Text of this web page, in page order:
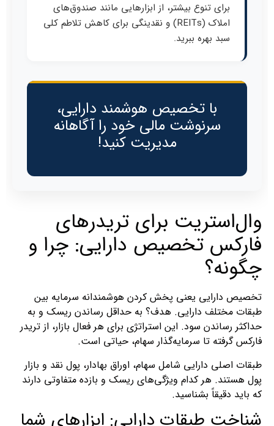
برای تنوع بیشتر، از ابزارهایی مانند صندوق‌های
املاک (REITs) و نقدینگی برای کاهش تلاطم کلی
سبد بهره ببرید.
با تخصیص هوشمند دارایی،
سرنوشت مالی خود را آگاهانه
مدیریت کنید!
وال‌استریت برای تریدرهای
فارکس تخصیص دارایی: چرا و
چگونه؟
تخصیص دارایی یعنی پخش کردن هوشمندانه سرمایه بین
طبقات مختلف دارایی. هدف؟ به حداقل رساندن ریسک و به
حداکثر رساندن سود. این استراتژی برای هر فعال بازار، از تریدر
فارکس گرفته تا سرمایه‌گذار سهام، حیاتی است.
طبقات اصلی دارایی شامل سهام، اوراق بهادار، پول نقد و بازار
پول هستند. هر کدام ویژگی‌های ریسک و بازده متفاوتی دارند
که باید دقیقاً بشناسید.
شناخت طبقات دارایی: ابزارهای شما